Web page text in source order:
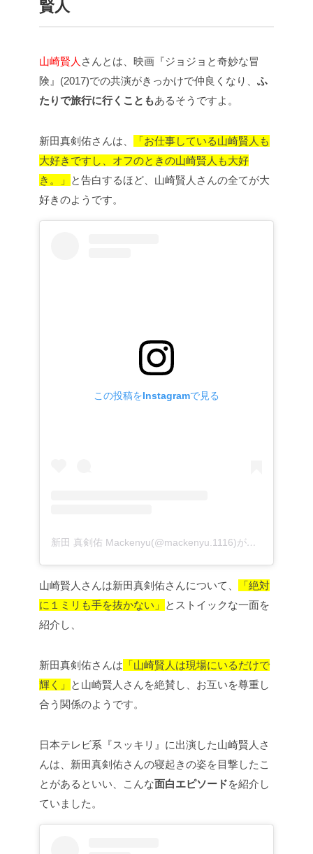
賢人
山崎賢人 さんとは、映画『ジョジョと奇妙な冒
険』(2017)での共演がきっかけで仲良くなり、 ふ
たりで旅行に行くこともあるそうですよ。
新田真剣佑さんは、
「お仕事している山崎賢人も
大好きですし、オフのときの山崎賢人も大好
き。」
と告白するほど、山崎賢人さんの全てが大
好きのようです。
この投稿をInstagramで見る
新田 真剣佑 Mackenyu(@mackenyu.1116)がシェアした投稿
山崎賢人さんは新田真剣佑さんについて、
「絶対
に１ミリも手を抜かない」
とストイックな一面を
紹介し、
新田真剣佑さんは 「山崎賢人は現場にいるだけで
輝く」
と山崎賢人さんを絶賛し、お互いを尊重し
合う関係のようです。
日本テレビ系『スッキリ』に出演した山崎賢人さ
んは、新田真剣佑さんの寝起きの姿を目撃したこ
とがあるといい、こんな面白エピソードを紹介し
ていました。